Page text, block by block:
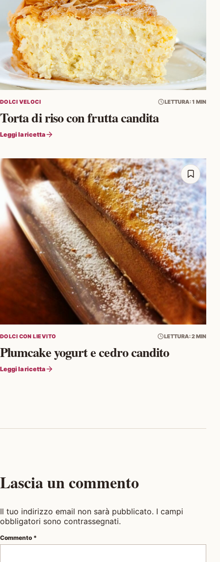
DOLCI VELOCI LETTURA: 1 MIN
Torta di riso con frutta candita
Leggi la ricetta
DOLCI CON LIEVITO LETTURA: 2 MIN
Plumcake yogurt e cedro candito
Leggi la ricetta
Lascia un commento
Il tuo indirizzo email non sarà pubblicato. I campi
obbligatori sono contrassegnati.
Commento *